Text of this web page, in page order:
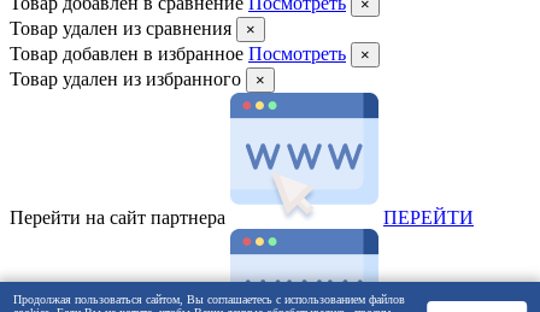
×
Товар удален из сравнения ×
Товар добавлен в избранное Посмотреть ×
Товар удален из избранного ×
Перейти на сайт партнера ПEРЕЙТИ
Продолжая пользоваться сайтом, Вы соглашаетесь с использованием файлов